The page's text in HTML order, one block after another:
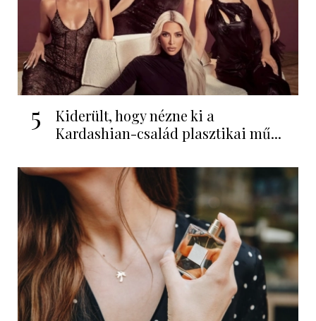
5
Kiderült, hogy nézne ki a
Kardashian-család plasztikai mű...